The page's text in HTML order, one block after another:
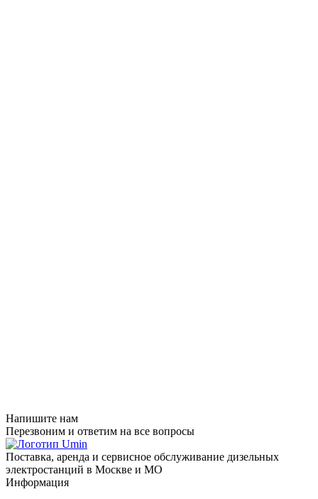
Напишите нам
Перезвоним и ответим на все вопросы
Поставка, аренда и сервисное обслуживание дизельных
электростанций в Москве и МО
Информация